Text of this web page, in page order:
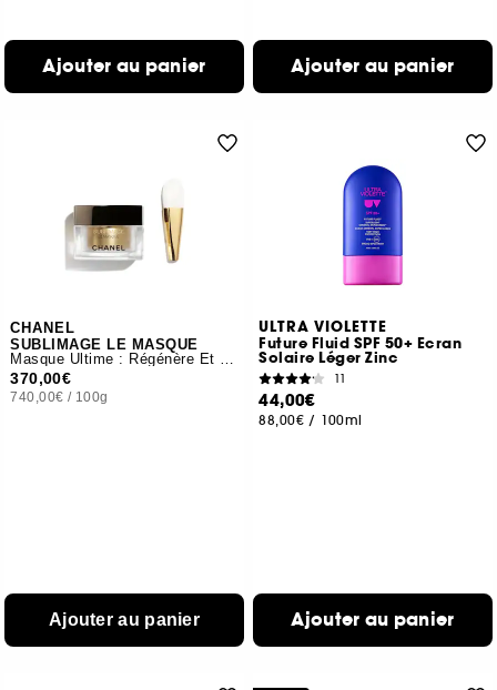
Ajouter au panier Ajouter au panier
CHANEL
SUBLIMAGE LE MASQUE
Masque Ultime : Régénère Et Renforce
370,00€
740,00€ / 100g
Ajouter au panier
ULTRA VIOLETTE
Future Fluid SPF 50+ Ecran
Solaire Léger Zinc
11
44,00€
88,00€ / 100ml
Ajouter au panier